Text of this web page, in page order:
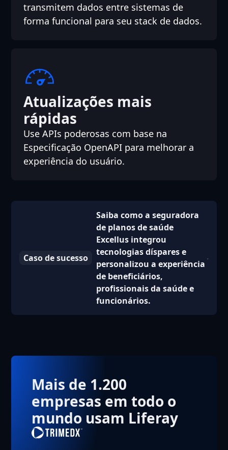
transmitem dados entre sistemas de
forma funcional para seu stack de dados.
Atualizações mais
rápidas
Use APIs poderosas com base na
Especificação OpenAPI para melhorar a
experiência do usuário.
Caso de sucesso
Saiba como a seguradora
de planos de saúde
Excellus integrou
tecnologias díspares e
personalizou a experiência
de beneficiários,
profissionais da saúde e
funcionários.
Mais de 1.200
empresas em todo o
mundo usam Liferay